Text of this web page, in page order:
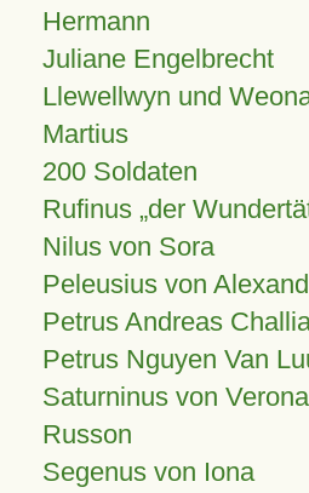
Hermann
Juliane Engelbrecht
Llewellwyn und
Martius
200 Soldaten
Rufinus „der
Nilus von Sora
Peleusius von
Petrus Andreas
Petrus Nguyen Van
Saturninus von Verona
Russon
Segenus von Iona